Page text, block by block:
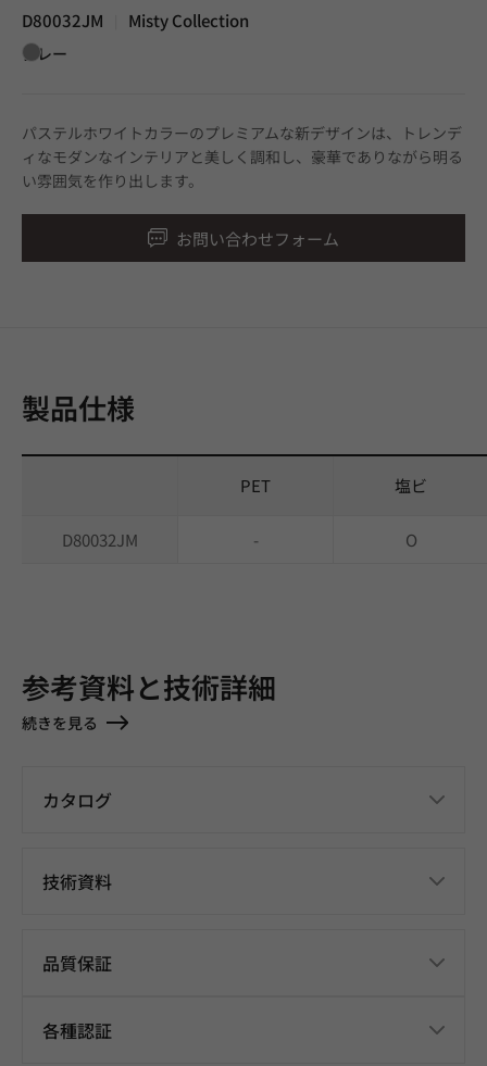
D80032JM Misty Collection
グレー
パステルホワイトカラーのプレミアムな新デザインは、トレンデ
ィなモダンなインテリアと美しく調和し、豪華でありながら明る
い雰囲気を作り出します。
お問い合わせフォーム
製品仕様
PET 塩ビ
D80032JM - O
参考資料と技術詳細
続きを見る
カタログ
技術資料
品質保証
各種認証